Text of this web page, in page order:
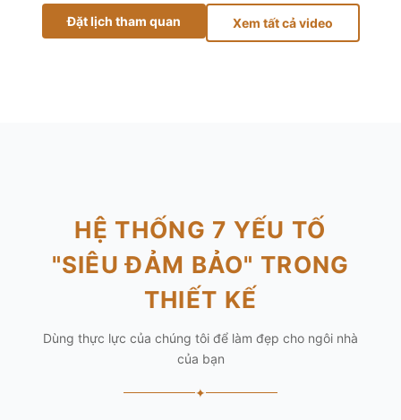
Đặt lịch tham quan Xem tất cả video
HỆ THỐNG 7 YẾU TỐ
"SIÊU ĐẢM BẢO" TRONG
THIẾT KẾ
Dùng thực lực của chúng tôi để làm đẹp cho ngôi nhà
của bạn
✦